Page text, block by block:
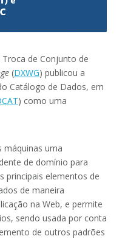
de Conjunto de
(DXWG) publicou a
Catálogo de Dados, em
) como uma
máquinas uma
de domínio para
principais elementos de
de maneira
na Web, e permite
sendo usada por conta
de outros padrões